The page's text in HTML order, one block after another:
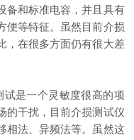
备和标准电容，并且具有
便等特征。虽然目前介损
，在很多方面仍有很大差
试是一个灵敏度很高的项
的干扰，目前介损测试仪
相法、异频法等。虽然这